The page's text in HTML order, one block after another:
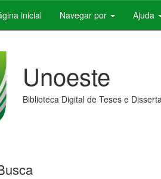
inicial Navegar por Ajuda
Unoeste
Biblioteca Digital de Teses e